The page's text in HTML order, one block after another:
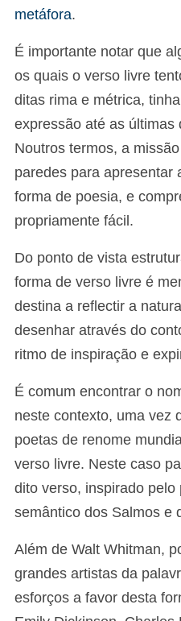
metáfora.
É importante notar que
os quais o verso livre
ditas rima e métrica,
expressão até as últimas
Noutros termos, a
paredes para apresentar
forma de poesia, e
propriamente fácil.
Do ponto de vista
forma de verso livre é
destina a reflectir a
desenhar através do
ritmo de inspiração e
É comum encontrar o
neste contexto, uma vez
poetas de renome
verso livre. Neste caso
dito verso, inspirado pelo
semântico dos Salmos e
Além de Walt Whitman,
grandes artistas da
esforços a favor desta